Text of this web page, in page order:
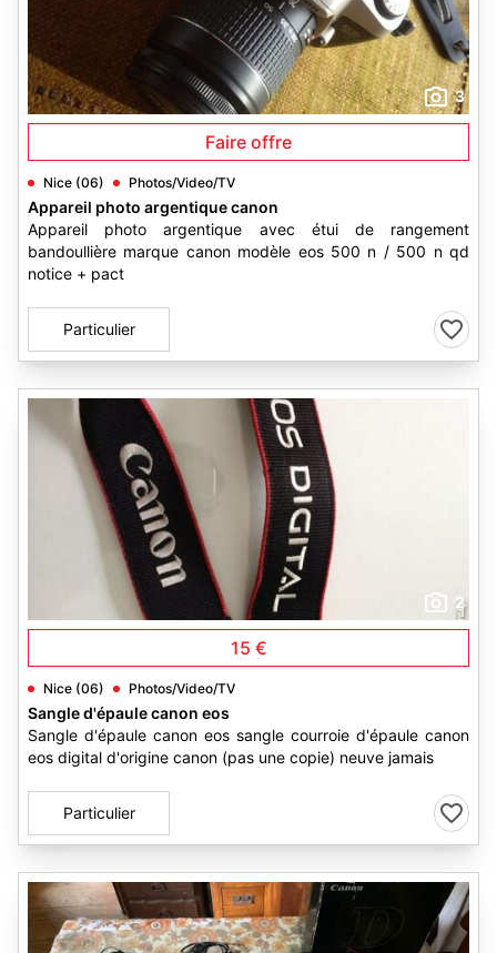
3
Faire offre
Nice (06) Photos/Video/TV
Appareil photo argentique canon
Appareil photo argentique avec étui de rangement
bandoullière marque canon modèle eos 500 n / 500 n qd
notice + pact
Particulier
2
15 €
Nice (06) Photos/Video/TV
Sangle d'épaule canon eos
Sangle d'épaule canon eos sangle courroie d'épaule canon
eos digital d'origine canon (pas une copie) neuve jamais
Particulier